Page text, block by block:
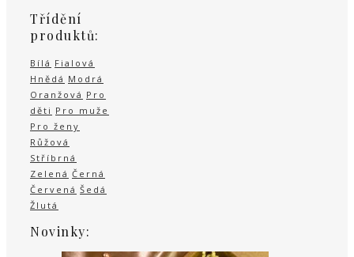
Třídění
produktů:
Bílá Fialová
Hnědá Modrá
Oranžová Pro
děti Pro muže
Pro ženy
Růžová
Stříbrná
Zelená Černá
Červená Šedá
Žlutá
Novinky: